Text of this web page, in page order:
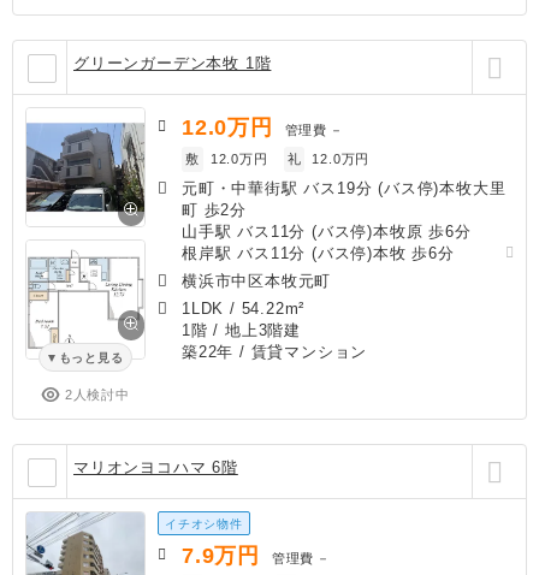
グリーンガーデン本牧 1階
もっと見る
2人検討中
12.0万円 管理費 －
敷
12.0万円 礼 12.0万円
元町・中華街駅 バス19分 (バス停)本牧大里
町 歩2分
山手駅 バス11分 (バス停)本牧原 歩6分
根岸駅 バス11分 (バス停)本牧 歩6分
横浜市中区本牧元町
1LDK / 54.22m²
1階 / 地上3階建
築22年 / 賃貸マンション
マリオンヨコハマ 6階
イチオシ物件
7.9万円 管理費 －